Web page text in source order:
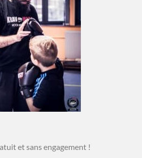
et sans engagement !